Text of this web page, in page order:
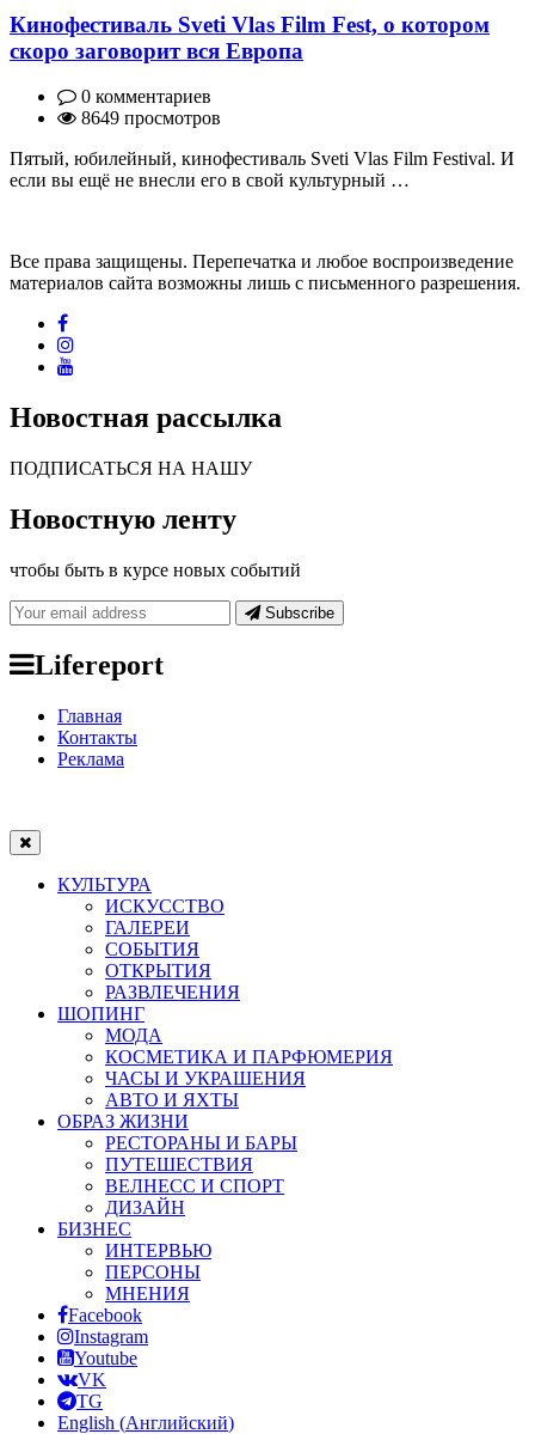
Кинофестиваль Sveti Vlas Film Fest, о котором
скоро заговорит вся Европа
0 комментариев
8649 просмотров
Пятый, юбилейный, кинофестиваль Sveti Vlas Film Festival. И
если вы ещё не внесли его в свой культурный …
Все права защищены. Перепечатка и любое воспроизведение
материалов сайта возможны лишь с письменного разрешения.
Новостная рассылка
ПОДПИСАТЬСЯ НА НАШУ
Новостную ленту
чтобы быть в курсе новых событий
Subscribe
Lifereport
Главная
Контакты
Реклама
КУЛЬТУРА
ИСКУССТВО
ГАЛЕРЕИ
СОБЫТИЯ
ОТКРЫТИЯ
РАЗВЛЕЧЕНИЯ
ШОПИНГ
МОДА
КОСМЕТИКА И ПАРФЮМЕРИЯ
ЧАСЫ И УКРАШЕНИЯ
АВТО И ЯХТЫ
ОБРАЗ ЖИЗНИ
РЕСТОРАНЫ И БАРЫ
ПУТЕШЕСТВИЯ
ВЕЛНЕСС И СПОРТ
ДИЗАЙН
БИЗНЕС
ИНТЕРВЬЮ
ПЕРСОНЫ
МНЕНИЯ
Facebook
Instagram
Youtube
VK
TG
English (Английский)